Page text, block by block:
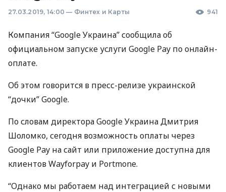
27.03.2019, 14:00 — Финтех и Карты 941
Компания “Google Украина” сообщила об
официальном запуске услуги Google Pay по онлайн-
оплате.
Об этом говорится в пресс-релизе украинской
“дочки” Google.
По словам директора Google Украина Дмитрия
Шоломко, сегодня возможность оплаты через
Google Pay на сайт или приложение доступна для
клиентов Wayforpay и Portmone.
“Однако мы работаем над интеграцией с новыми